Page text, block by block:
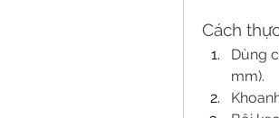
Cách
Dùng
mm).